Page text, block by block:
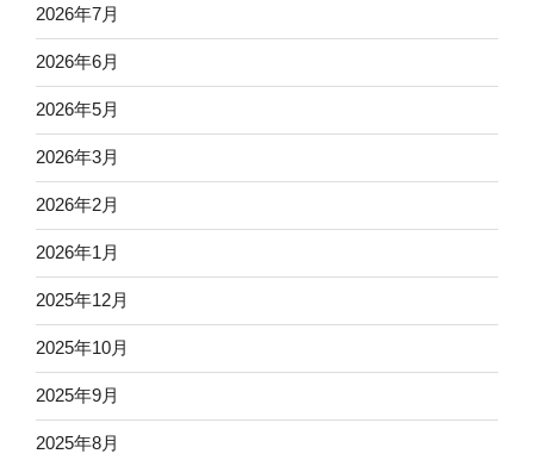
2026年7月
2026年6月
2026年5月
2026年3月
2026年2月
2026年1月
2025年12月
2025年10月
2025年9月
2025年8月